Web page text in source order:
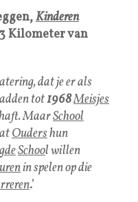
Kinderen
Kilometer van
dat je er als
tot1968Meisjes
MaarSchool
Oudershun
School willen
in spelen op die
.’